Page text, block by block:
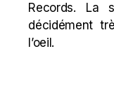
Records. La
décidément
l’oeil.